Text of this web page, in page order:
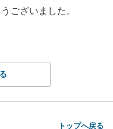
ございました。
トップへ戻る